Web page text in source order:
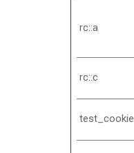
rc::a
rc::c
test_cookie